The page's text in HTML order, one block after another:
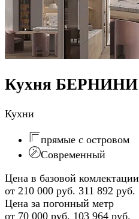
Кухня БЕРНИНИ
Кухни
прямые с островом
Современный
Цена в базовой комлектации
от 210 000 руб. 311 892 руб.
Цена за погонный метр
от 70 000 руб. 103 964 руб.